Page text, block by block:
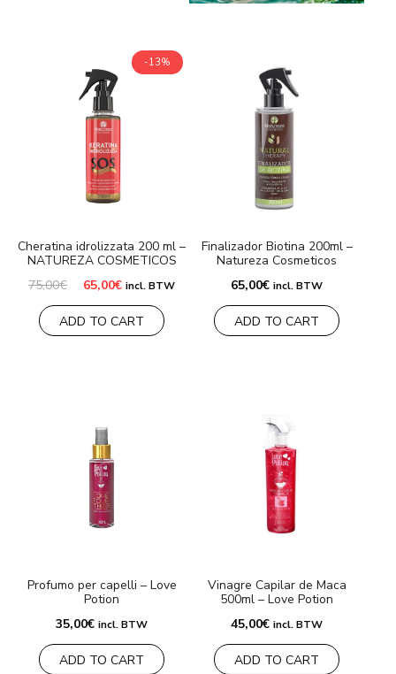
-13%
Cheratina idrolizzata 200 ml –
NATUREZA COSMETICOS
75,00€ Il
originale
era:
75,00€.
65,00€Il
attuale
è:
65,00€.
incl. BTW
ADD TO CART
Finalizador Biotina 200ml –
Natureza Cosmeticos
65,00€ incl. BTW
ADD TO CART
Profumo per capelli – Love
Potion
35,00€ incl. BTW
ADD TO CART
Vinagre Capilar de Maca
500ml – Love Potion
45,00€ incl. BTW
ADD TO CART